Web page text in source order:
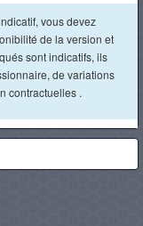
vous devez
de la version et
sont indicatifs, ils
de variations
contractuelles .